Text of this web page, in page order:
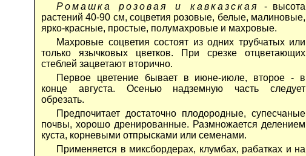
Ромашка розовая и кавказская
- высота
растений 40-90 см, соцветия розовые, белые, малиновые,
ярко-красные, простые, полумахровые и махровые.
Махровые соцветия состоят из одних трубчатых или
только язычковых цветков. При срезке отцветающих
стеблей зацветают вторично.
Первое цветение бывает в июне-июле, второе - в
конце августа. Осенью надземную часть следует
обрезать.
Предпочитает достаточно плодородные, супесчаные
почвы, хорошо дренированные. Размножается делением
куста, корневыми отпрысками или семенами.
Применяется в миксбордерах, клумбах, рабатках и на